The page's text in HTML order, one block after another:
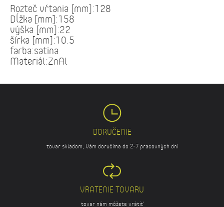
Rozteč vŕtania [mm]:128
Dĺžka [mm]:158
výška [mm]:22
šírka [mm]:10.5
farba:satina
Materiál:ZnAl
DORUČENIE
tovar skladom, Vám doručíme do 2-7 pracovných dní
VRATENIE TOVARU
tovar nám môžete vrátiť